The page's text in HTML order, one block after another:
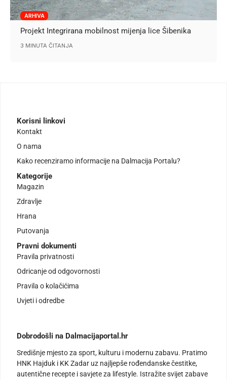
ARHIVA
Projekt Integrirana mobilnost mijenja lice Šibenika
3 MINUTA ČITANJA
Korisni linkovi
Kontakt
O nama
Kako recenziramo informacije na Dalmacija Portalu?
Kategorije
Magazin
Zdravlje
Hrana
Putovanja
Pravni dokumenti
Pravila privatnosti
Odricanje od odgovornosti
Pravila o kolačićima
Uvjeti i odredbe
Dobrodošli na Dalmacijaportal.hr
Središnje mjesto za sport, kulturu i modernu zabavu. Pratimo
HNK Hajduk i KK Zadar uz najljepše rođendanske čestitke,
autentične recepte i savjete za lifestyle. Istražite svijet zabave